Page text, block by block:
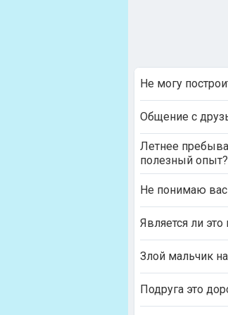
Не могу
Общение с
Летнее
полезный опыт?
Не понимаю
Является ли
Злой мальчик
Подруга это